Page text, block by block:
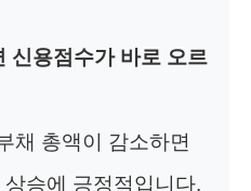
신용점수가 바로 오르
채 총액이 감소하면
승에 긍정적입니다.